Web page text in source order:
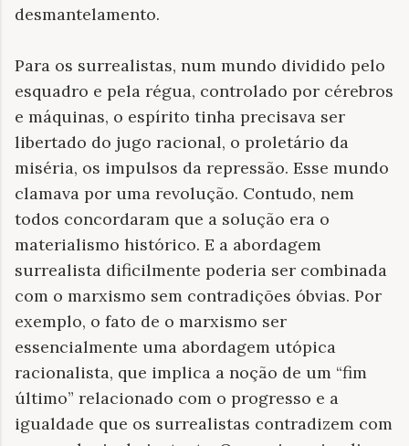
desmantelamento.
Para os surrealistas, num mundo dividido pelo
esquadro e pela régua, controlado por cérebros
e máquinas, o espírito tinha precisava ser
libertado do jugo racional, o proletário da
miséria, os impulsos da repressão. Esse mundo
clamava por uma revolução. Contudo, nem
todos concordaram que a solução era o
materialismo histórico. E a abordagem
surrealista dificilmente poderia ser combinada
com o marxismo sem contradições óbvias. Por
exemplo, o fato de o marxismo ser
essencialmente uma abordagem utópica
racionalista, que implica a noção de um “fim
último” relacionado com o progresso e a
igualdade que os surrealistas contradizem com